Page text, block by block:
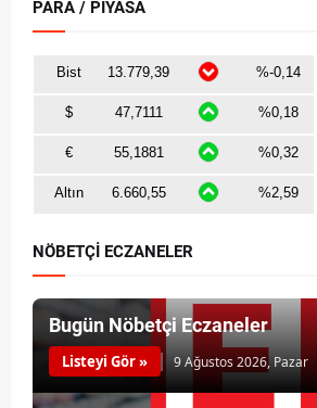
PARA / PİYASA
NÖBETÇİ ECZANELER
Bugün Nöbetçi Eczaneler
Listeyi Gör » 9 Ağustos 2026, Pazar